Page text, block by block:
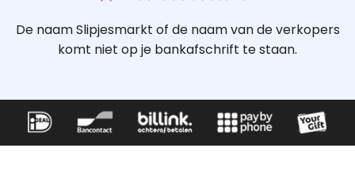
De naam Slipjesmarkt of de naam van de verkopers
komt niet op je bankafschrift te staan.